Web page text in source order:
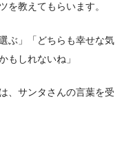
を教えてもらいます。
ぶ」「どちらも幸せな気
もしれないね」
、サンタさんの言葉を受